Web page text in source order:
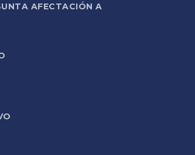
AFECTACIÓN A